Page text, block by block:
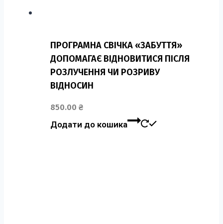
ПРОГРАМНА СВІЧКА «ЗАБУТТЯ»
ДОПОМАГАЄ ВІДНОВИТИСЯ ПІСЛЯ
РОЗЛУЧЕННЯ ЧИ РОЗРИВУ
ВІДНОСИН
850.00 ₴
Додати до кошика